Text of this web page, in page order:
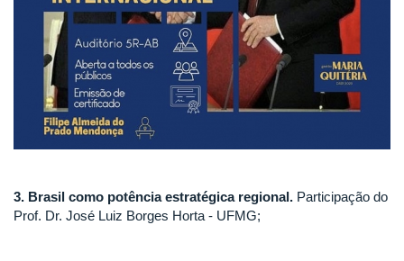
3. Brasil como potência estratégica regional. Participação do
Prof. Dr. José Luiz Borges Horta - UFMG;